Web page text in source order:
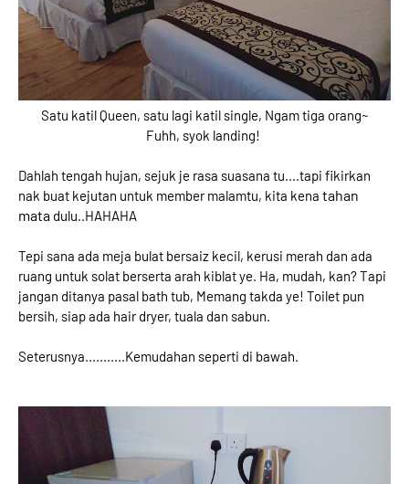
Satu katil Queen, satu lagi katil single, Ngam tiga orang~
Fuhh, syok landing!
Dahlah tengah hujan, sejuk je rasa suasana tu....tapi fikirkan
nak buat kejutan untuk member malamtu, kita kena tahan
mata dulu..HAHAHA
Tepi sana ada meja bulat bersaiz kecil, kerusi merah dan ada
ruang untuk solat berserta arah kiblat ye. Ha, mudah, kan? Tapi
jangan ditanya pasal bath tub, Memang takda ye! Toilet pun
bersih, siap ada hair dryer, tuala dan sabun.
Seterusnya...........Kemudahan seperti di bawah.